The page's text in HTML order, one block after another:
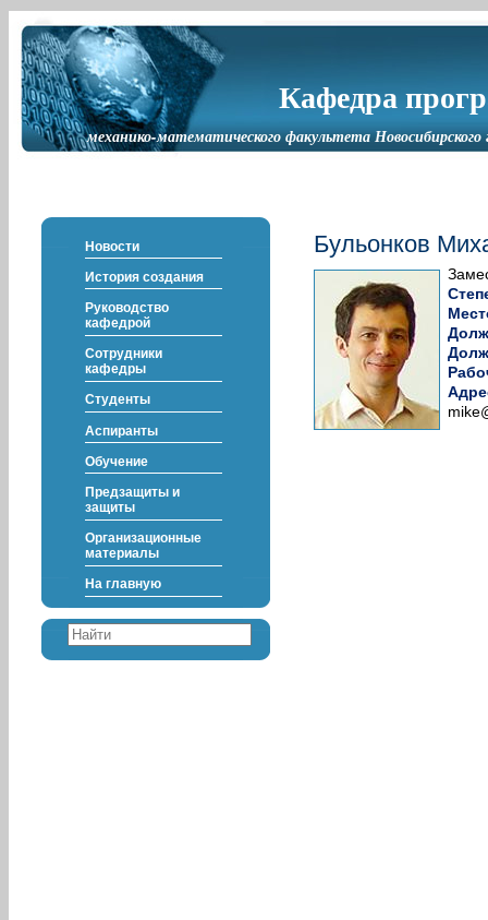
Кафедра
механико-математического факультета Новосибирского
Бульонков
Новости
История создания
Руководство
кафедрой
Сотрудники
кафедры
Студенты
Аспиранты
Обучение
Предзащиты и
защиты
Организационные
материалы
На главную